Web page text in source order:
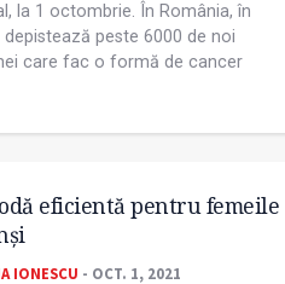
la 1 octombrie. În România, în
peste 6000 de noi
care fac o formă de cancer
eficientă pentru femeile
IONESCU - OCT. 1, 2021